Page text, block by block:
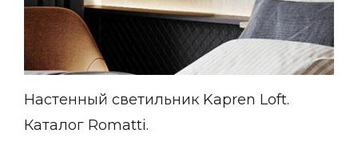
Настенный светильник Kapren Loft.
Каталог Romatti.